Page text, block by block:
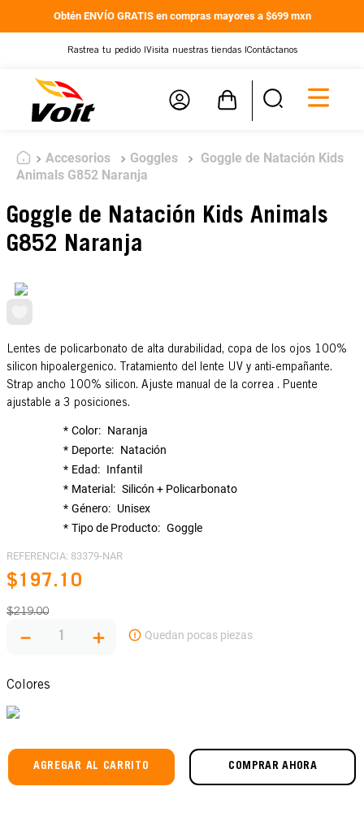
Obtén ENVÍO GRATIS en compras mayores a $699 mxn
Rastrea tu pedido | Visita nuestras tiendas | Contáctanos
Accesorios Goggles
Goggle de Natación Kids
Animals G852 Naranja
Goggle de Natación Kids Animals
G852 Naranja
Lentes de policarbonato de alta durabilidad, copa de los ojos 100%
silicon hipoalergenico. Tratamiento del lente UV y anti-empañante.
Strap ancho 100% silicon. Ajuste manual de la correa . Puente
ajustable a 3 posiciones.
Color
Naranja
Deporte
Natación
Edad
Infantil
Material
Silicón + Policarbonato
Género
Unisex
Tipo de Producto
Goggle
REFERENCIA: 83379-NAR
$197. 10
$219.00
＋
－
Colores
AGREGAR AL CARRITO COMPRAR AHORA